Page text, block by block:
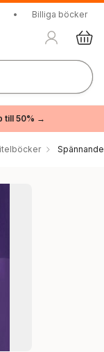
• Billiga böcker
till 50% →